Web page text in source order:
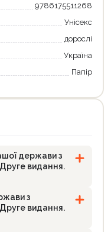
9786175511268
Унісекс
дорослі
Україна
Папір
держави з
видання.
з
видання.